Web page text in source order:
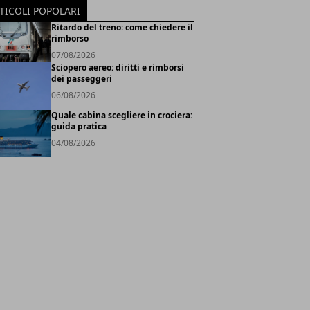
POPOLARI
Ritardo del treno: come chiedere il
rimborso
07/08/2026
Sciopero aereo: diritti e rimborsi
dei passeggeri
06/08/2026
Quale cabina scegliere in crociera:
guida pratica
04/08/2026